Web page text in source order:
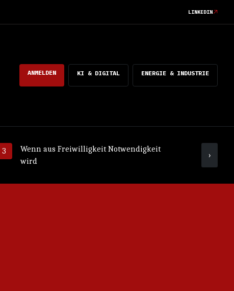
LINKEDIN
ANMELDEN KI & DIGITAL ENERGIE & INDUSTRIE
Wenn aus Freiwilligkeit Notwendigkeit
wird
›